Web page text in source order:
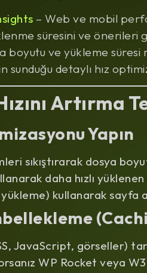
– Web ve mobil
süresini ve önerileri
boyutu ve yükleme süresi
sunduğu detaylı hız
Artırma
Yapın
sıkıştırarak dosya
daha hızlı
kullanarak sayfa
JavaScript, görseller)
WP Rocket veya